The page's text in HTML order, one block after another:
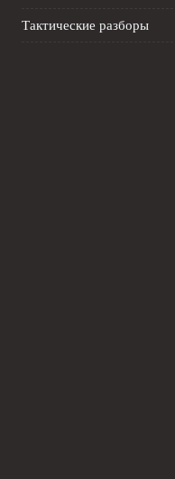
Тактические разборы